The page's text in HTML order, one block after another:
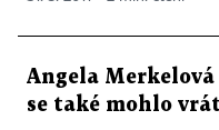
Angela
se také mohlo